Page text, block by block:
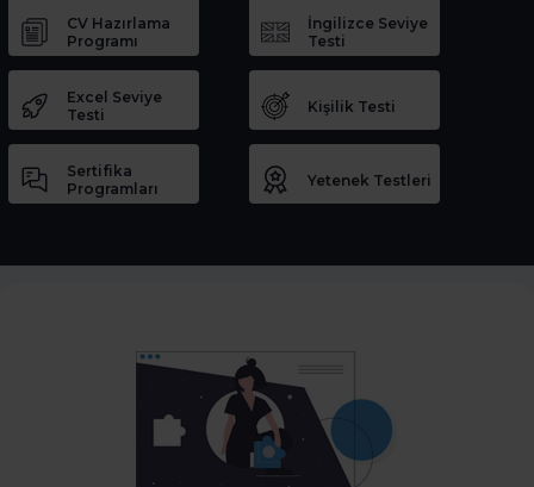
CV Hazırlama
Programı
İngilizce Seviye
Testi
Excel Seviye
Testi
Kişilik Testi
Sertifika
Programları
Yetenek Testleri